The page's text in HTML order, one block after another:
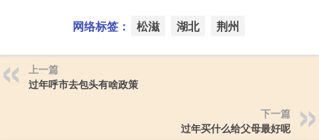
网络标签： 松滋 湖北 荆州
上一篇
过年呼市去包头有啥政策
下一篇
过年买什么给父母最好呢